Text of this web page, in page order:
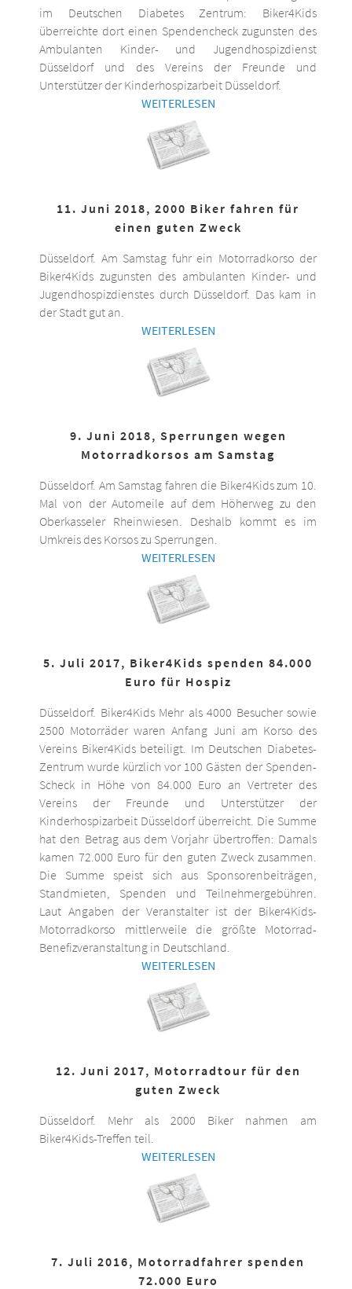
im Deutschen Diabetes Zentrum: Biker4Kids
überreichte dort einen Spendencheck zugunsten des
Ambulanten Kinder- und Jugendhospizdienst
Düsseldorf und des Vereins der Freunde und
Unterstützer der Kinderhospizarbeit Düsseldorf.
WEITERLESEN
11. Juni 2018, 2000 Biker fahren für
einen guten Zweck
Düsseldorf. Am Samstag fuhr ein Motorradkorso der
Biker4Kids zugunsten des ambulanten Kinder- und
Jugendhospizdienstes durch Düsseldorf. Das kam in
der Stadt gut an.
WEITERLESEN
9. Juni 2018, Sperrungen wegen
Motorradkorsos am Samstag
Düsseldorf. Am Samstag fahren die Biker4Kids zum 10.
Mal von der Automeile auf dem Höherweg zu den
Oberkasseler Rheinwiesen. Deshalb kommt es im
Umkreis des Korsos zu Sperrungen.
WEITERLESEN
5. Juli 2017, Biker4Kids spenden 84.000
Euro für Hospiz
Düsseldorf. Biker4Kids Mehr als 4000 Besucher sowie
2500 Motorräder waren Anfang Juni am Korso des
Vereins Biker4Kids beteiligt. Im Deutschen Diabetes-
Zentrum wurde kürzlich vor 100 Gästen der Spenden-
Scheck in Höhe von 84.000 Euro an Vertreter des
Vereins der Freunde und Unterstützer der
Kinderhospizarbeit Düsseldorf überreicht. Die Summe
hat den Betrag aus dem Vorjahr übertroffen: Damals
kamen 72.000 Euro für den guten Zweck zusammen.
Die Summe speist sich aus Sponsorenbeiträgen,
Standmieten, Spenden und Teilnehmergebühren.
Laut Angaben der Veranstalter ist der Biker4Kids-
Motorradkorso mittlerweile die größte Motorrad-
Benefizveranstaltung in Deutschland.
WEITERLESEN
12. Juni 2017, Motorradtour für den
guten Zweck
Düsseldorf. Mehr als 2000 Biker nahmen am
Biker4Kids-Treffen teil.
WEITERLESEN
7. Juli 2016, Motorradfahrer spenden
72.000 Euro